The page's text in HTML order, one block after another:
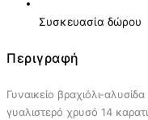
Συσκευασία δώρου
Περιγραφή
Γυναικείο βραχιόλι-
γυαλιστερό χρυσό 14